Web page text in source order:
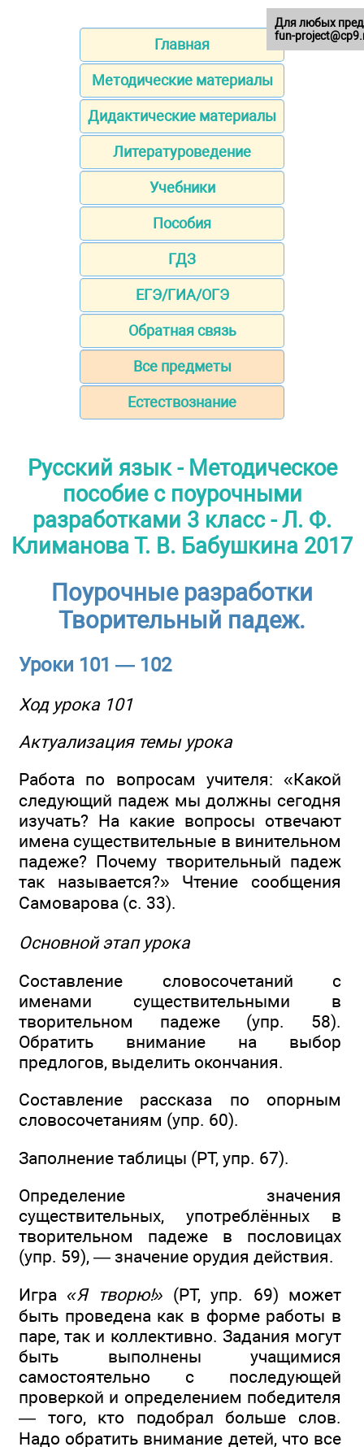
Главная
Методические материалы
Дидактические материалы
Литературоведение
Учебники
Пособия
ГДЗ
ЕГЭ/ГИА/ОГЭ
Обратная связь
Все предметы
Естествознание
Русский язык - Методическое
пособие с поурочными
разработками 3 класс - Л. Ф.
Климанова Т. В. Бабушкина 2017
Поурочные разработки
Творительный падеж.
Уроки 101 — 102
Ход урока 101
Актуализация темы урока
Работа по вопросам учителя: «Какой
следующий падеж мы должны сегодня
изучать? На какие вопросы отвечают
имена существительные в винительном
падеже? Почему творительный падеж
так называется?» Чтение сообщения
Самоварова (с. 33).
Основной этап урока
Составление словосочетаний c
именами существительными в
творительном падеже (упр. 58).
Обратить внимание на выбор
предлогов, выделить окончания.
Составление рассказа по опорным
словосочетаниям (упр. 60).
Заполнение таблицы (РТ, упр. 67).
Определение значения
существительных, употреблённых в
творительном падеже в пословицах
(упр. 59), — значение орудия действия.
Игра«Я творю!» (РТ, упр. 69) может
быть проведена как в форме работы в
паре, так и коллективно. Задания могут
быть выполнены учащимися
самостоятельно с последующей
проверкой и определением победителя
— того, кто подобрал больше слов.
Надо обратить внимание детей, что все
Для любых
fun-